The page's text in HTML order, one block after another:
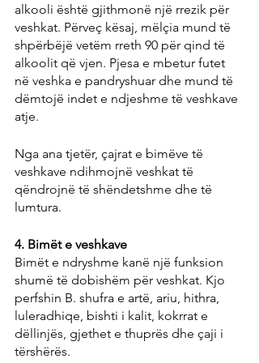
alkooli është gjithmonë një rrezik për
veshkat. Përveç kësaj, mëlçia mund të
shpërbëjë vetëm rreth 90 për qind të
alkoolit që vjen. Pjesa e mbetur futet
në veshka e pandryshuar dhe mund të
dëmtojë indet e ndjeshme të veshkave
atje.
Nga ana tjetër, çajrat e bimëve të
veshkave ndihmojnë veshkat të
qëndrojnë të shëndetshme dhe të
lumtura.
4. Bimët e veshkave
Bimët e ndryshme kanë një funksion
shumë të dobishëm për veshkat. Kjo
perfshin B. shufra e artë, ariu, hithra,
luleradhiqe, bishti i kalit, kokrrat e
dëllinjës, gjethet e thuprës dhe çaji i
tërshërës.